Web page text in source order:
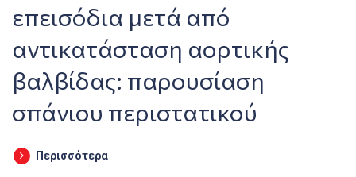
επεισόδια μετά από
αντικατάσταση αορτικής
βαλβίδας: παρουσίαση
σπάνιου περιστατικού
Περισσότερα